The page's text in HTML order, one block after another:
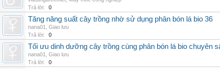
Trả lời:
0
Tăng năng suất cây trồng nhờ sử dụng phân bón lá bio 36
nana01
Giao lưu
Trả lời:
0
Tối ưu dinh dưỡng cây trồng cùng phân bón lá bio chuyên
nana01
Giao lưu
Trả lời:
0